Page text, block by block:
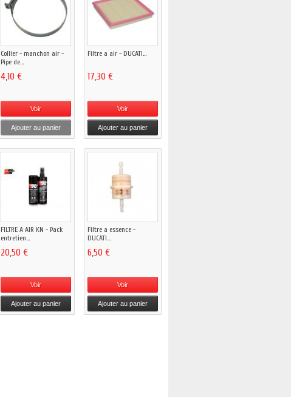
Collier - manchon air -
Pipe de...
4,10 €
Voir
Ajouter au panier
Filtre a air - DUCATI...
17,30 €
Voir
Ajouter au panier
FILTRE A AIR KN - Pack
entretien...
20,50 €
Voir
Ajouter au panier
Filtre a essence -
DUCATI...
6,50 €
Voir
Ajouter au panier